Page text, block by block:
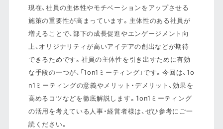
現在、社員の主体性やモチベーションをアップさせる
施策の重要性が高まっています。主体性のある社員が
増えることで、部下の成長促進やエンゲージメント向
上、オリジナリティが高いアイデアの創出などが期待
できるためです。社員の主体性を引き出すために有効
な手段の一つが、「1on1ミーティング」です。今回は、1o
n1ミーティングの意義やメリット・デメリット、効果を
高めるコツなどを徹底解説します。1on1ミーティング
の活用を考えている人事・経営者様は、ぜひ参考にご一
読ください。